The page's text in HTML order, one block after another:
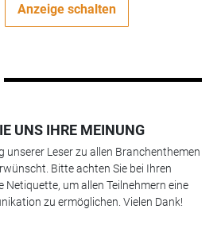
Anzeige schalten
UNS IHRE MEINUNG
unserer Leser zu allen Branchenthemen
Bitte achten Sie bei Ihren
Netiquette, um allen Teilnehmern eine
zu ermöglichen. Vielen Dank!